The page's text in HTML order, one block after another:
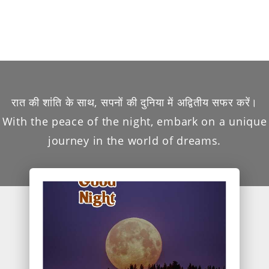
रात की शांति के साथ, सपनों की दुनिया में अद्वितीय सफर करें।
With the peace of the night, embark on a unique
journey in the world of dreams.